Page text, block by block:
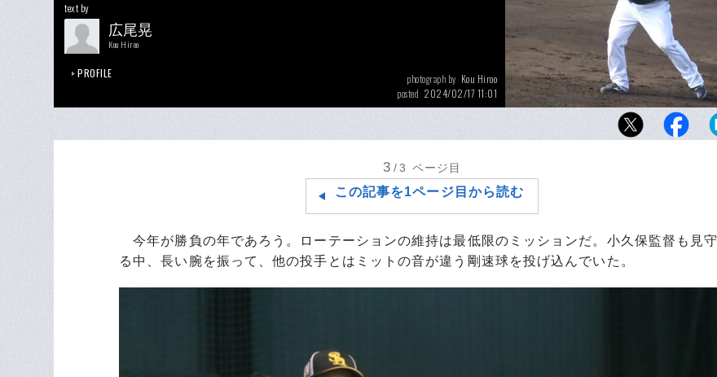
text by
広尾晃
Kou Hiroo
PROFILE photograph by Kou Hiroo
posted 2024/02/17 11:01
守備練習に励む山川穂高
3 /3 ページ目
この記事を1ページ目から読む
今年が勝負の年であろう。ローテーションの維持は最低限のミッションだ。小久保監督も見守
る中、長い腕を振って、他の投手とはミットの音が違う剛速球を投げ込んでいた。